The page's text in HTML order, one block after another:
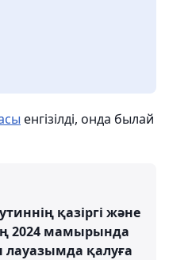
енгізілді, онда былай
қазіргі және
2024 мамырында
лауазымда қалуға